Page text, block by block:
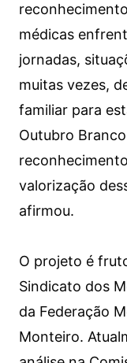
médicas
jornadas,
muitas vezes,
familiar para
Outubro
valorização
afirmou.
O projeto é
Sindicato dos
da Federação
Monteiro.